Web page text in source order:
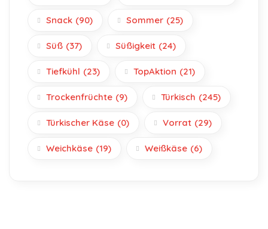
Snack (90) Sommer (25)
Süß (37) Süßigkeit (24)
Tiefkühl (23) TopAktion (21)
Trockenfrüchte (9) Türkisch (245)
Türkischer Käse (0) Vorrat (29)
Weichkäse (19) Weißkäse (6)